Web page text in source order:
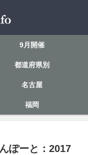
9月開催
都道府県別
名古屋
福岡
ぽーと：2017